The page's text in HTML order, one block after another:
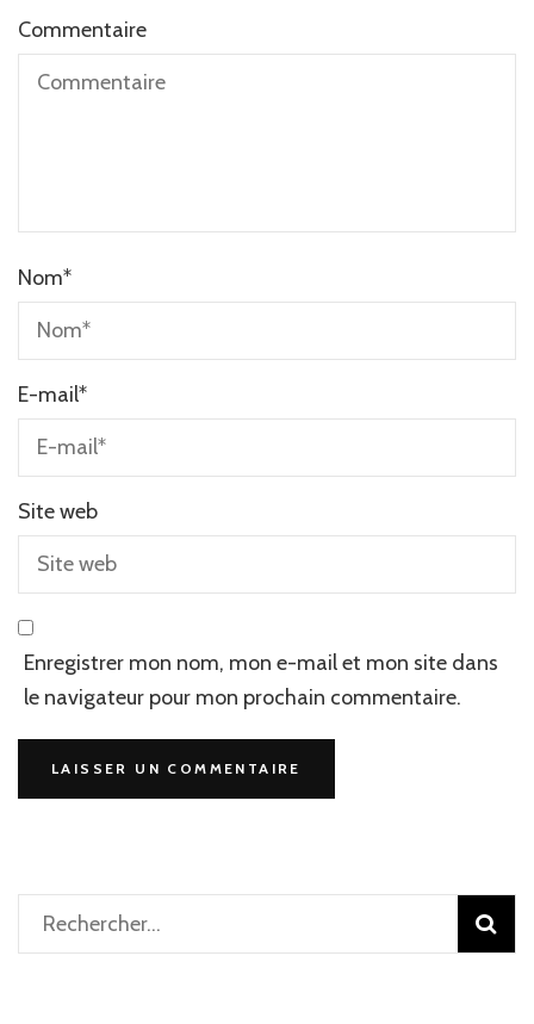
Commentaire
Nom*
E-mail*
Site web
Enregistrer mon nom, mon e-mail et mon site dans
le navigateur pour mon prochain commentaire.
Rechercher :